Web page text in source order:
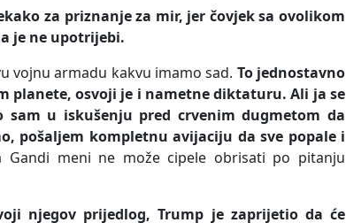
za priznanje za mir, jer čovjek sa ovolikom
je ne upotrijebi.
vojnu armadu kakvu imamo sad. To jednostavno
planete, osvoji je i nametne diktaturu. Ali ja se
u iskušenju pred crvenim dugmetom da
pošaljem kompletnu avijaciju da sve popale i
Gandi meni ne može cipele obrisati po pitanju
njegov prijedlog, Trump je zaprijetio da će